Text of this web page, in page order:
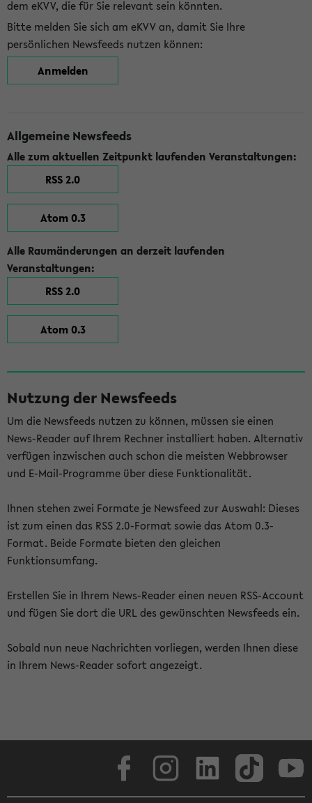
dem eKVV, die für Sie relevant sein könnten.
Bitte melden Sie sich am eKVV an, damit Sie Ihre
persönlichen Newsfeeds nutzen können:
Anmelden
Allgemeine Newsfeeds
Alle zum aktuellen Zeitpunkt laufenden Veranstaltungen:
RSS 2.0
Atom 0.3
Alle Raumänderungen an derzeit laufenden
Veranstaltungen:
RSS 2.0
Atom 0.3
Nutzung der Newsfeeds
Um die Newsfeeds nutzen zu können, müssen sie einen
News-Reader auf Ihrem Rechner installiert haben. Alternativ
verfügen inzwischen auch schon die meisten Webbrowser
und E-Mail-Programme über diese Funktionalität.
Ihnen stehen zwei Formate je Newsfeed zur Auswahl: Dieses
ist zum einen das RSS 2.0-Format sowie das Atom 0.3-
Format. Beide Formate bieten den gleichen
Funktionsumfang.
Erstellen Sie in Ihrem News-Reader einen neuen RSS-Account
und fügen Sie dort die URL des gewünschten Newsfeeds ein.
Sobald nun neue Nachrichten vorliegen, werden Ihnen diese
in Ihrem News-Reader sofort angezeigt.